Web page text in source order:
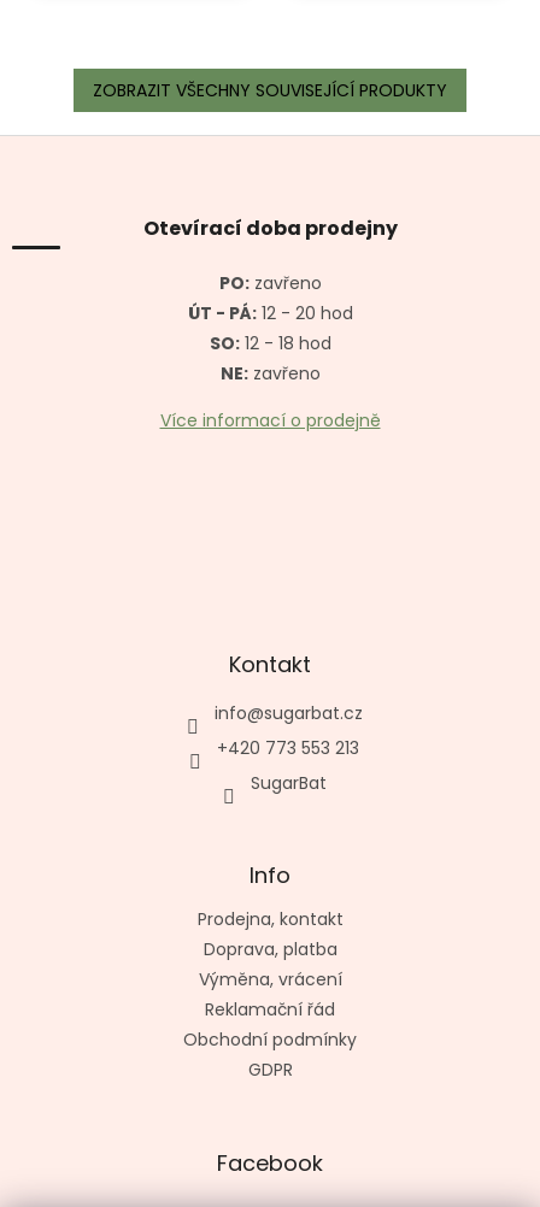
ZOBRAZIT VŠECHNY SOUVISEJÍCÍ PRODUKTY
Z
Otevírací doba prodejny
PO:zavřeno
ÚT - PÁ:12 - 20 hod
SO:12 - 18 hod
NE:zavřeno
Více informací o prodejně
Kontakt
info@sugarbat.cz
+420 773 553 213
SugarBat
Info
Prodejna, kontakt
Doprava, platba
Výměna, vrácení
Reklamační řád
Obchodní podmínky
GDPR
Facebook